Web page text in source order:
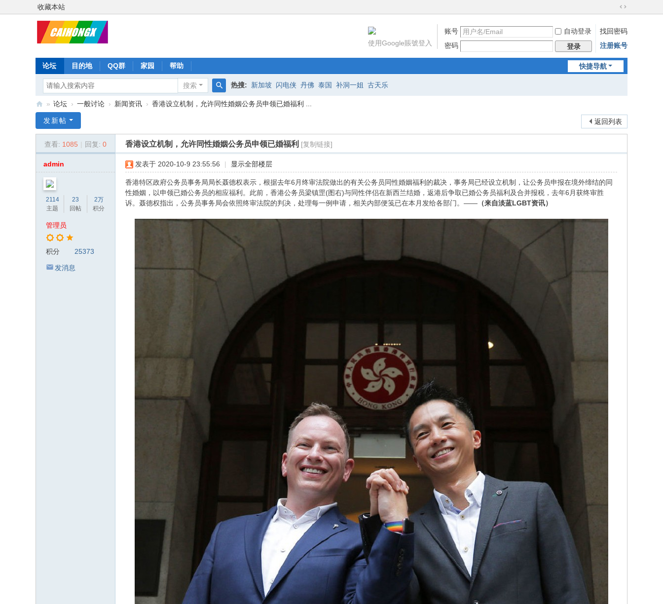
收藏本站
切
到
宽
版
账号 自动登录
找回密码
密码
登录 注册账号
使用Google賬號登入
快捷导航
论坛 目的地 QQ群 家园 帮助
搜索
搜
热搜: 新加坡 闪电侠 丹佛 泰国 补洞一姐 古天乐
虹
» 论坛 › 一般讨论 › 新闻资讯 › 香港设立机制，允许同性婚姻公务员申领已婚福利 ...
返回列表
发新帖
查看: 1085 | 回复: 0 香港设立机制，允许同性婚姻公务员申领已婚福利 [复制链接]
admin
2114
主题
23
回帖
2万
积分
管理员
积分 25373
发消息
发表于 2020-10-9 23:55:56 | 显示全部楼层
香港特区政府公务员事务局局长聂德权表示，根据去年6月终审法院做出的有关公务员同性婚姻福利的裁决，事务局已经设立机制，让公务员申报在境外缔结的同
性婚姻，以申领已婚公务员的相应福利。此前，香港公务员梁镇罡(图右)与同性伴侣在新西兰结婚，返港后争取已婚公务员福利及合并报税，去年6月获终审胜
诉。聂德权指出，公务员事务局会依照终审法院的判决，处理每一例申请，相关内部便笺已在本月发给各部门。—— （来自淡蓝LGBT资讯）